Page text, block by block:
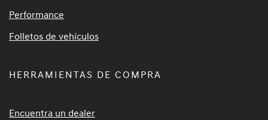
Performance
Folletos de vehículos
HERRAMIENTAS DE COMPRA
Encuentra un dealer